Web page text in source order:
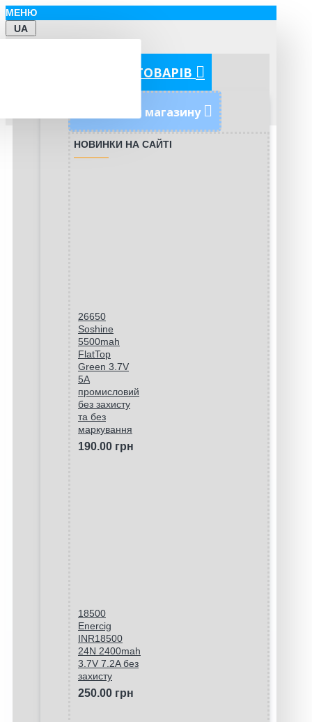
МЕНЮ
UA
КАТЕГОРІЇ ТОВАРІВ
Новинки магазину
НОВИНКИ НА САЙТІ
26650
Soshine
5500mah
FlatTop
Green 3.7V
5A
промисловий
без захисту
та без
маркування
190.00 грн
18500
Enercig
INR18500
24N 2400mah
3.7V 7.2A без
захисту
250.00 грн